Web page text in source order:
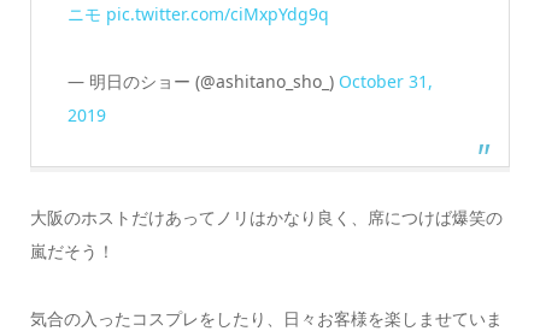
ニモ pic.twitter.com/ciMxpYdg9q
— 明日のショー (@ashitano_sho_) October 31,
2019
大阪のホストだけあってノリはかなり良く、席につけば爆笑の
嵐だそう！
気合の入ったコスプレをしたり、日々お客様を楽しませていま